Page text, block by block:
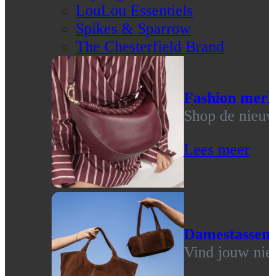
LouLou Essentiels
Spikes & Sparrow
The Chesterfield Brand
Fashion
Shop de
Lees meer
Vind jouw